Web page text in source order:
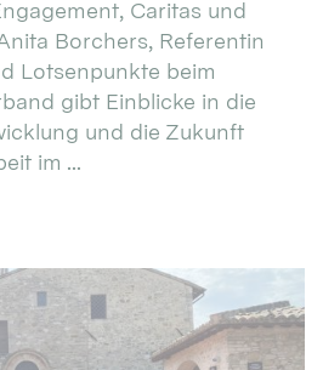
Caritas und
Borchers, Referentin
Lotsenpunkte beim
gibt Einblicke in die
und die Zukunft
im ...